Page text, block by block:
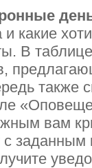
какие
В таблице
также
вам
заданным